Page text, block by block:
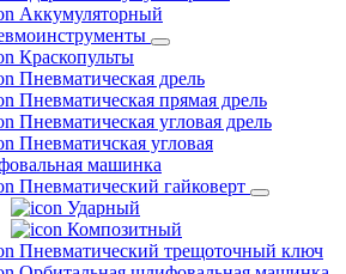
Аккумуляторный
Краскопульты
Пневматическая дрель
Пневматическая прямая дрель
Пневматическая угловая дрель
Пневматичская угловая
машинка
Пневматический гайковерт
Ударный
Композитный
Пневматический трещоточный ключ